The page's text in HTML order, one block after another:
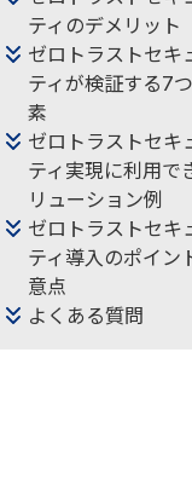
ティのデメリット
ゼロトラストセキ
ティが検証する7
素
ゼロトラストセキ
ティ実現に利用で
リューション例
ゼロトラストセキ
ティ導入のポイン
意点
よくある質問